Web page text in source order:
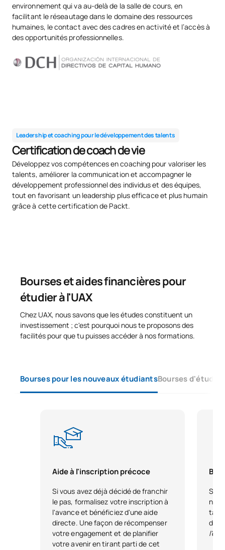
SM121509 Mémoire de master OB
TOTAL:
*Caractère : FB : Formation Basique, Ob : Obligatoire, Op :
environnement qui va au-delà de la salle de cours, en
facilitant le réseautage dans le domaine des ressources
humaines, le contact avec des cadres en activité et l’accès à
des opportunités professionnelles.
Leadership et coaching pour le développement des talents
Certification de coach de vie
Développez vos compétences en coaching pour valoriser les
talents, améliorer la communication et accompagner le
développement professionnel des individus et des équipes,
tout en favorisant un leadership plus efficace et plus humain
grâce à cette certification de Packt.
Bourses et aides financières pour
étudier à l'UAX
Chez UAX, nous savons que les études constituent un
investissement ; c'est pourquoi nous te proposons des
facilités pour que tu puisses accéder à nos formations.
Bourses pour les nouveaux étudiantsBourses d'études
Aide à l'inscription précoce
Si vous avez déjà décidé de franchir
le pas, formalisez votre inscription à
l'avance et bénéficiez d'une aide
directe. Une façon de récompenser
votre engagement et de planifier
votre avenir en tirant parti de cet
Si